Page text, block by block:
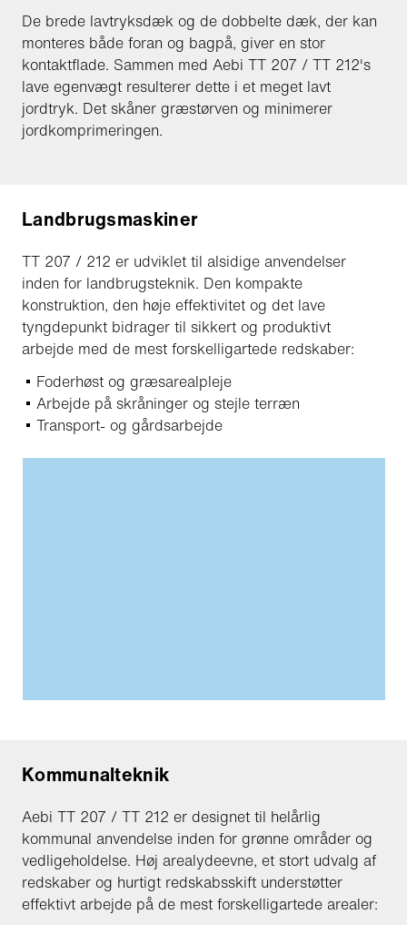
De brede lavtryksdæk og de dobbelte dæk, der kan
monteres både foran og bagpå, giver en stor
kontaktflade. Sammen med Aebi TT 207 / TT 212's
lave egenvægt resulterer dette i et meget lavt
jordtryk. Det skåner græstørven og minimerer
jordkomprimeringen.
Landbrugsmaskiner
TT 207 / 212 er udviklet til alsidige anvendelser
inden for landbrugsteknik. Den kompakte
konstruktion, den høje effektivitet og det lave
tyngdepunkt bidrager til sikkert og produktivt
arbejde med de mest forskelligartede redskaber:
Foderhøst og græsarealpleje
Arbejde på skråninger og stejle terræn
Transport- og gårdsarbejde
Kommunalteknik
Aebi TT 207 / TT 212 er designet til helårlig
kommunal anvendelse inden for grønne områder og
vedligeholdelse. Høj arealydeevne, et stort udvalg af
redskaber og hurtigt redskabsskift understøtter
effektivt arbejde på de mest forskelligartede arealer: